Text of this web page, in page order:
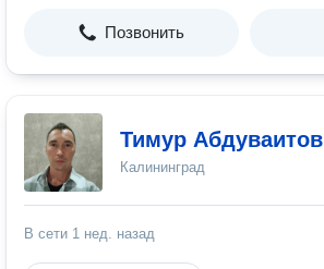
Позвонить
Тимур Абдуваитов
Калининград
В сети 1 нед. назад